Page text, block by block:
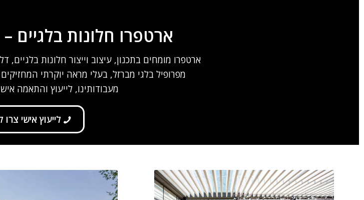
ארטפרו חלונות בלגיים
ארטפרו מומחים בתכנון, עיצוב וייצור חלונות בלגיים,
מפרופיל בלגי מברזל, בעלי מראה יוקרתי
מעבודותינו, לייעוץ והתאמה
לייעוץ אישי